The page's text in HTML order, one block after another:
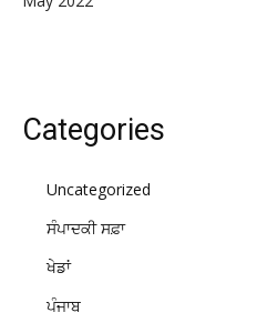
Categories
Uncategorized
ਸੰਪਾਦਕੀ ਸਫ਼ਾ
ਖੇਡਾਂ
ਪੰਜਾਬ